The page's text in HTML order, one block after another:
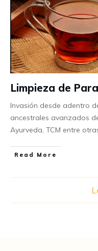
Limpieza de
Invasión desde adentro
ancestrales avanzados
Ayurveda, TCM entre
Read More